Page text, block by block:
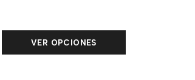
VER OPCIONES